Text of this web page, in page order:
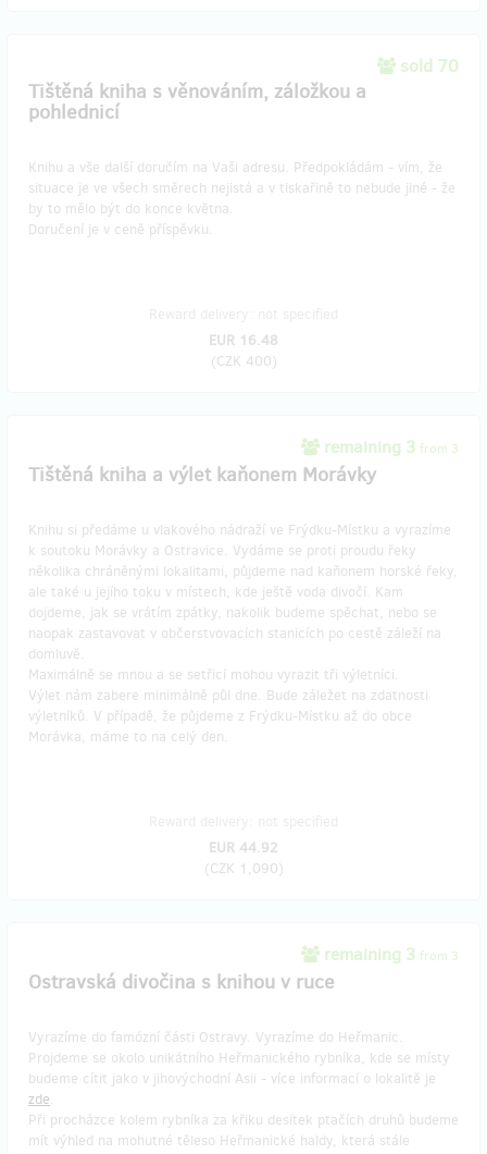
sold 70
Tištěná kniha s věnováním, záložkou a
pohlednicí
Knihu a vše další doručím na Vaši adresu. Předpokládám - vím, že
situace je ve všech směrech nejistá a v tiskařině to nebude jiné - že
by to mělo být do konce května.
Doručení je v ceně příspěvku.
EUR 16.48
(CZK 400)
remaining 3 from 3
Tištěná kniha a výlet kaňonem Morávky
Knihu si předáme u vlakového nádraží ve Frýdku-Místku a vyrazíme
k soutoku Morávky a Ostravice. Vydáme se proti proudu řeky
několika chráněnými lokalitami, půjdeme nad kaňonem horské řeky,
ale také u jejího toku v místech, kde ještě voda divočí. Kam
dojdeme, jak se vrátím zpátky, nakolik budeme spěchat, nebo se
naopak zastavovat v občerstvovacích stanicích po cestě záleží na
domluvě.
Maximálně se mnou a se setřicí mohou vyrazit tři výletníci.
Výlet nám zabere minimálně půl dne. Bude záležet na zdatnosti
výletníků. V případě, že půjdeme z Frýdku-Místku až do obce
Morávka, máme to na celý den.
EUR 44.92
(CZK 1,090)
remaining 3 from 3
Ostravská divočina s knihou v ruce
Vyrazíme do famózní části Ostravy. Vyrazíme do Heřmanic.
Projdeme se okolo unikátního Heřmanického rybníka, kde se místy
budeme cítit jako v jihovýchodní Asii - více informací o lokalitě je
zde.
Při procházce kolem rybníka za křiku desítek ptačích druhů budeme
mít výhled na mohutné těleso Heřmanické haldy, která stále